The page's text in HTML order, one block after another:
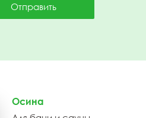
Отправить
Осина